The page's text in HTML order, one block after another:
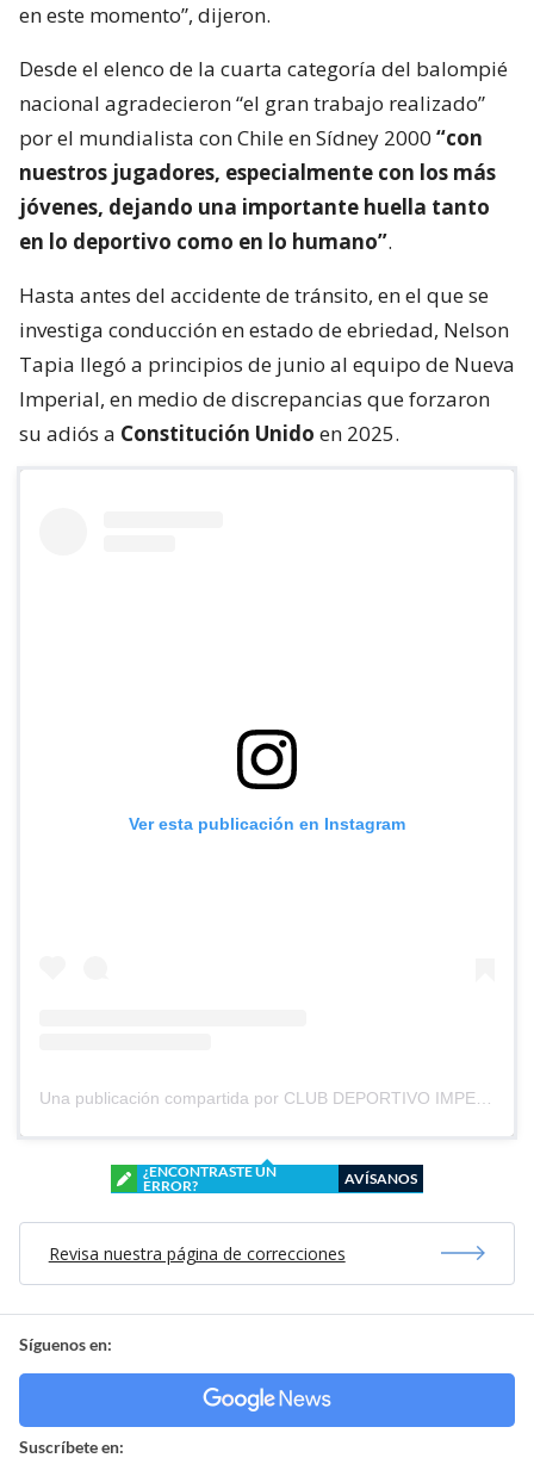
en este momento”, dijeron.
Desde el elenco de la cuarta categoría del balompié
nacional agradecieron “el gran trabajo realizado”
por el mundialista con Chile en Sídney 2000 “con
nuestros jugadores, especialmente con los más
jóvenes, dejando una importante huella tanto
en lo deportivo como en lo humano”.
Hasta antes del accidente de tránsito, en el que se
investiga conducción en estado de ebriedad, Nelson
Tapia llegó a principios de junio al equipo de Nueva
Imperial, en medio de discrepancias que forzaron
su adiós a Constitución Unido en 2025.
Ver esta publicación en Instagram
¿ENCONTRASTE UN
ERROR?
AVÍSANOS
Revisa nuestra página de correcciones
Síguenos en:
Suscríbete en: